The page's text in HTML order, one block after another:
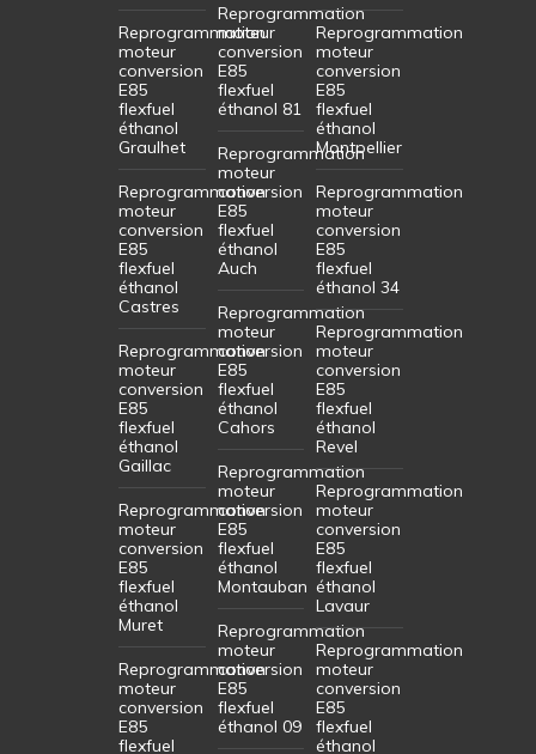
Reprogrammation
moteur
conversion
E85
flexfuel
éthanol
Graulhet
Reprogrammation
moteur
conversion
E85
flexfuel
éthanol
Castres
Reprogrammation
moteur
conversion
E85
flexfuel
éthanol
Gaillac
Reprogrammation
moteur
conversion
E85
flexfuel
éthanol
Muret
Reprogrammation
moteur
conversion
E85
flexfuel
Reprogrammation
moteur
conversion
E85
flexfuel
éthanol 81
Reprogrammation
moteur
conversion
E85
flexfuel
éthanol
Auch
Reprogrammation
moteur
conversion
E85
flexfuel
éthanol
Cahors
Reprogrammation
moteur
conversion
E85
flexfuel
éthanol
Montauban
Reprogrammation
moteur
conversion
E85
flexfuel
éthanol 09
Reprogrammation
moteur
conversion
E85
flexfuel
éthanol
Montpellier
Reprogrammation
moteur
conversion
E85
flexfuel
éthanol 34
Reprogrammation
moteur
conversion
E85
flexfuel
éthanol
Revel
Reprogrammation
moteur
conversion
E85
flexfuel
éthanol
Lavaur
Reprogrammation
moteur
conversion
E85
flexfuel
éthanol